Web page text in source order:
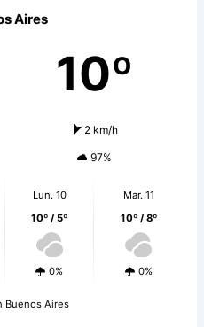
Aires
10º
2 km/h
97%
Lun. 10
10º / 5º
0%
Mar. 11
10º / 8º
0%
Buenos Aires